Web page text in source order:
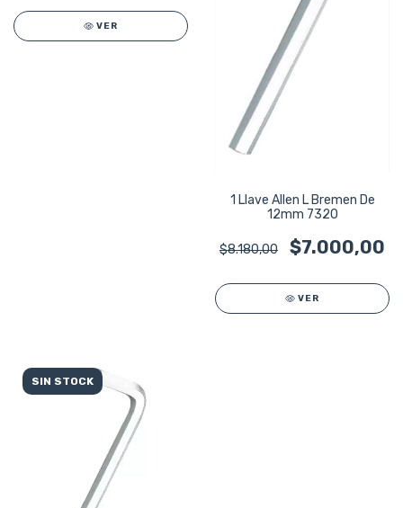
VER
1 Llave Allen L Bremen De
12mm 7320
$8.180,00 $7.000,00
VER
SIN STOCK